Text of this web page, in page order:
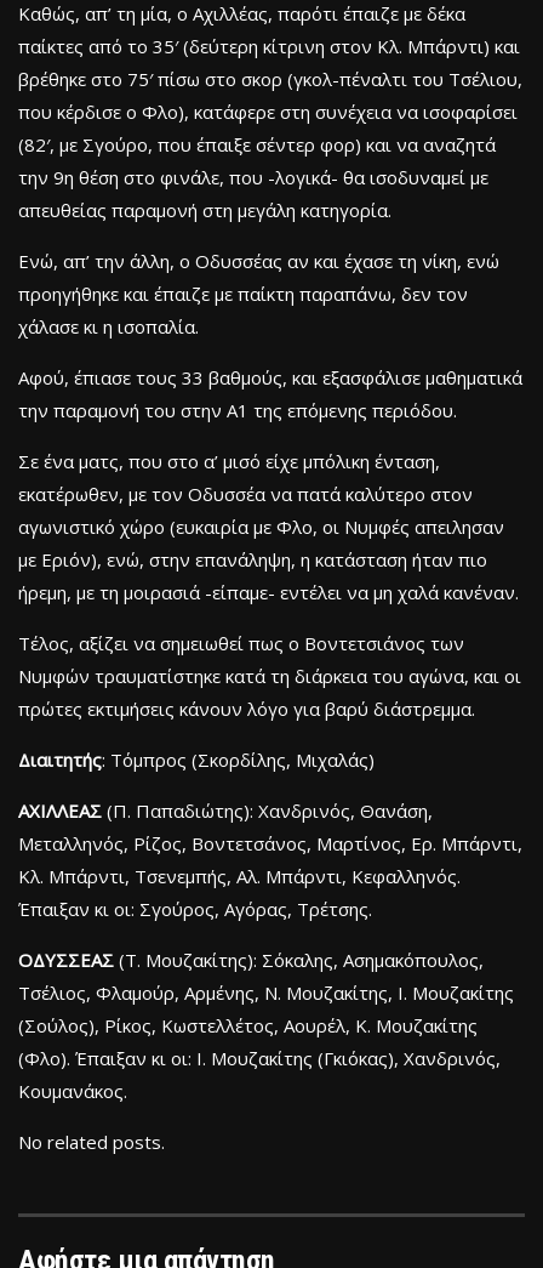
Καθώς, απ’ τη μία, ο Αχιλλέας, παρότι έπαιζε με δέκα
παίκτες από το 35′ (δεύτερη κίτρινη στον Κλ. Μπάρντι) και
βρέθηκε στο 75′ πίσω στο σκορ (γκολ-πέναλτι του Τσέλιου,
που κέρδισε ο Φλο), κατάφερε στη συνέχεια να ισοφαρίσει
(82′, με Σγούρο, που έπαιξε σέντερ φορ) και να αναζητά
την 9η θέση στο φινάλε, που -λογικά- θα ισοδυναμεί με
απευθείας παραμονή στη μεγάλη κατηγορία.
Ενώ, απ’ την άλλη, ο Οδυσσέας αν και έχασε τη νίκη, ενώ
προηγήθηκε και έπαιζε με παίκτη παραπάνω, δεν τον
χάλασε κι η ισοπαλία.
Αφού, έπιασε τους 33 βαθμούς, και εξασφάλισε μαθηματικά
την παραμονή του στην Α1 της επόμενης περιόδου.
Σε ένα ματς, που στο α’ μισό είχε μπόλικη ένταση,
εκατέρωθεν, με τον Οδυσσέα να πατά καλύτερο στον
αγωνιστικό χώρο (ευκαιρία με Φλο, οι Νυμφές απειλησαν
με Εριόν), ενώ, στην επανάληψη, η κατάσταση ήταν πιο
ήρεμη, με τη μοιρασιά -είπαμε- εντέλει να μη χαλά κανέναν.
Τέλος, αξίζει να σημειωθεί πως ο Βοντετσιάνος των
Νυμφών τραυματίστηκε κατά τη διάρκεια του αγώνα, και οι
πρώτες εκτιμήσεις κάνουν λόγο για βαρύ διάστρεμμα.
Διαιτητής: Τόμπρος (Σκορδίλης, Μιχαλάς)
ΑΧΙΛΛΕΑΣ (Π. Παπαδιώτης): Χανδρινός, Θανάση,
Μεταλληνός, Ρίζος, Βοντετσάνος, Μαρτίνος, Ερ. Μπάρντι,
Κλ. Μπάρντι, Τσενεμπής, Αλ. Μπάρντι, Κεφαλληνός.
Έπαιξαν κι οι: Σγούρος, Αγόρας, Τρέτσης.
ΟΔΥΣΣΕΑΣ (Τ. Μουζακίτης): Σόκαλης, Ασημακόπουλος,
Τσέλιος, Φλαμούρ, Αρμένης, Ν. Μουζακίτης, Ι. Μουζακίτης
(Σούλος), Ρίκος, Κωστελλέτος, Αουρέλ, Κ. Μουζακίτης
(Φλο). Έπαιξαν κι οι: Ι. Μουζακίτης (Γκιόκας), Χανδρινός,
Κουμανάκος.
No related posts.
Αφήστε μια απάντηση